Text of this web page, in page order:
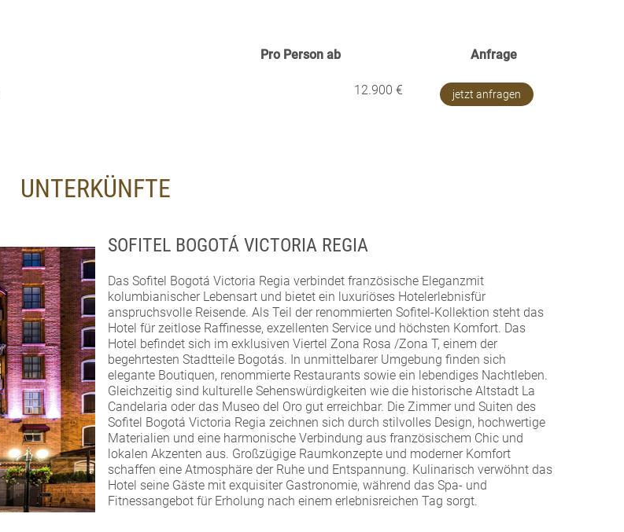
Pro Person ab Anfrage
12.900 € jetzt anfragen
UNTERKÜNFTE
SOFITEL BOGOTÁ VICTORIA REGIA
Das Sofitel Bogotá Victoria Regia verbindet französische Eleganzmit
kolumbianischer Lebensart und bietet ein luxuriöses Hotelerlebnisfür
anspruchsvolle Reisende. Als Teil der renommierten Sofitel-Kollektion steht das
Hotel für zeitlose Raffinesse, exzellenten Service und höchsten Komfort. Das
Hotel befindet sich im exklusiven Viertel Zona Rosa /Zona T, einem der
begehrtesten Stadtteile Bogotás. In unmittelbarer Umgebung finden sich
elegante Boutiquen, renommierte Restaurants sowie ein lebendiges Nachtleben.
Gleichzeitig sind kulturelle Sehenswürdigkeiten wie die historische Altstadt La
Candelaria oder das Museo del Oro gut erreichbar. Die Zimmer und Suiten des
Sofitel Bogotá Victoria Regia zeichnen sich durch stilvolles Design, hochwertige
Materialien und eine harmonische Verbindung aus französischem Chic und
lokalen Akzenten aus. Großzügige Raumkonzepte und moderner Komfort
schaffen eine Atmosphäre der Ruhe und Entspannung. Kulinarisch verwöhnt das
Hotel seine Gäste mit exquisiter Gastronomie, während das Spa- und
Fitnessangebot für Erholung nach einem erlebnisreichen Tag sorgt.